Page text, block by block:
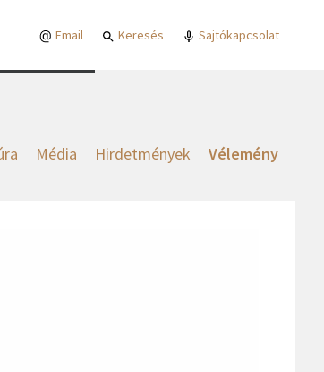
Email Keresés Sajtókapcsolat
Média Hirdetmények Vélemény